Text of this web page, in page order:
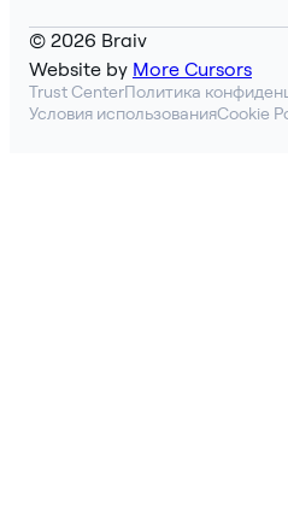
© 2026 Braiv
Website by More Cursors
Trust CenterПолитика
Условия использованияCookie